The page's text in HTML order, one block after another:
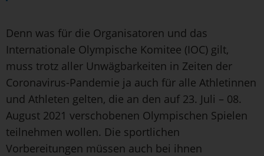
Denn was für die Organisatoren und das
Internationale Olympische Komitee (IOC) gilt,
muss trotz aller Unwägbarkeiten in Zeiten der
Coronavirus-Pandemie ja auch für alle Athletinnen
und Athleten gelten, die an den auf 23. Juli – 08.
August 2021 verschobenen Olympischen Spielen
teilnehmen wollen. Die sportlichen
Vorbereitungen müssen auch bei ihnen